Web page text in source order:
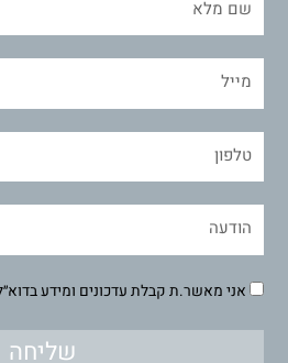
אני מאשר.ת קבלת עדכונים ומידע בדוא״ל
שליחה